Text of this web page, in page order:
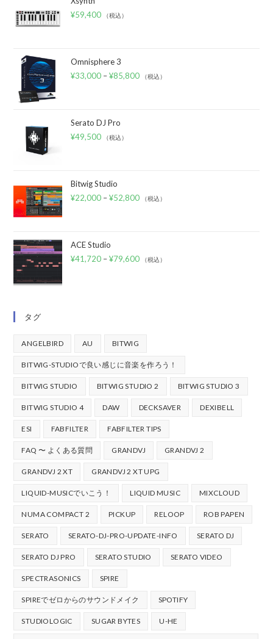
¥59,400 （税込）
Omnisphere 3
¥33,000 –¥85,800 （税込）
Serato DJ Pro
¥49,500 （税込）
Bitwig Studio
¥22,000 –¥52,800 （税込）
ACE Studio
¥41,720 –¥79,600 （税込）
タグ
ANGELBIRD AU BITWIG
BITWIG-STUDIOで良い感じに音楽を作ろう！
BITWIG STUDIO BITWIG STUDIO 2 BITWIG STUDIO 3
BITWIG STUDIO 4 DAW DECKSAVER DEXIBELL
ESI FABFILTER FABFILTER TIPS
FAQ 〜 よくある質問 GRANDVJ GRANDVJ 2
GRANDVJ 2 XT GRANDVJ 2 XT UPG
LIQUID-MUSICでいこう！ LIQUID MUSIC MIXCLOUD
NUMA COMPACT 2 PICKUP RELOOP ROB PAPEN
SERATO SERATO-DJ-PRO-UPDATE-INFO SERATO DJ
SERATO DJ PRO SERATO STUDIO SERATO VIDEO
SPECTRASONICS SPIRE
SPIREでゼロからのサウンドメイク SPOTIFY
STUDIOLOGIC SUGAR BYTES U-HE